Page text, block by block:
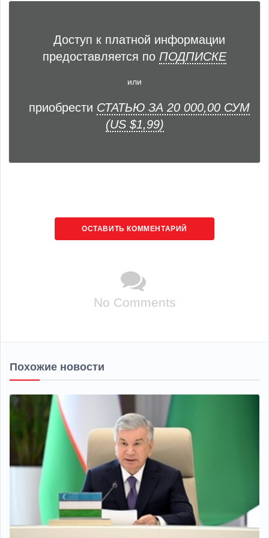
Доступ к платной информации
предоставляется по ПОДПИСКЕ
или
приобрести СТАТЬЮ ЗА 20 000,00 СУМ
(US $1,99)
ОСТАВИТЬ КОММЕНТАРИЙ
No Comments
Похожие новости